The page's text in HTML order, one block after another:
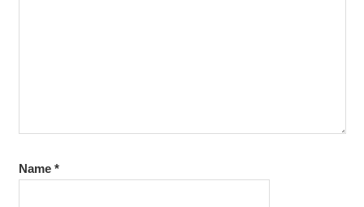
Name *